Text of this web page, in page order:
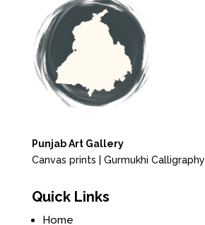
Punjab Art Gallery
Canvas prints | Gurmukhi Calligraphy
Quick Links
Home